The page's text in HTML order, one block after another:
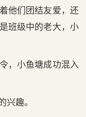
他们团结友爱，还
班级中的老大，小
，小鱼塘成功混入
趣。